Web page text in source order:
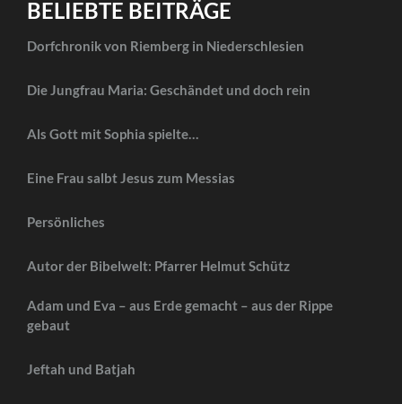
BELIEBTE BEITRÄGE
Dorfchronik von Riemberg in Niederschlesien
Die Jungfrau Maria: Geschändet und doch rein
Als Gott mit Sophia spielte…
Eine Frau salbt Jesus zum Messias
Persönliches
Autor der Bibelwelt: Pfarrer Helmut Schütz
Adam und Eva – aus Erde gemacht – aus der Rippe
gebaut
Jeftah und Batjah